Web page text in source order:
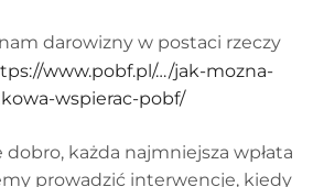
darowizny w postaci rzeczy
www.pobf.pl/…/jak-mozna-
wspierac-pobf/
dobro, każda najmniejsza wpłata
prowadzić interwencje, kiedy